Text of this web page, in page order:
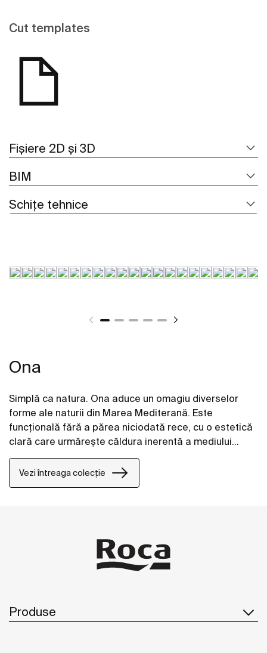
Cut templates
Fișiere 2D și 3D
BIM
Schițe tehnice
Ona
Simplă ca natura. Ona aduce un omagiu diverselor
forme ale naturii din Marea Mediterană. Este
funcțională fără a părea niciodată rece, cu o estetică
clară care urmărește căldura inerentă a mediului
natural, concepută pentru cei care se bucură de
puterea peisajelor liniștite.
Vezi întreaga colecție
Produse